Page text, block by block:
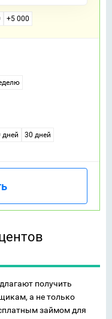
+5 000
дней 30 дней
получить
а не только
займом для